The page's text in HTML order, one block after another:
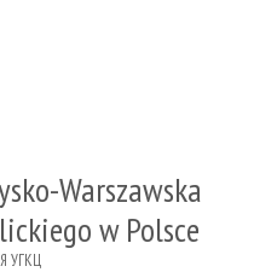
Warszawska
w Polsce
УГКЦ